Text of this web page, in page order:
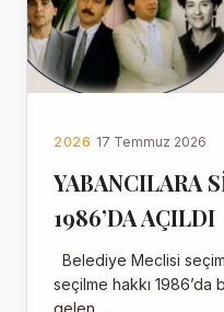
2026 17 Temmuz 2026
YABANCILARA
1986’DA AÇILDI
Belediye Meclisi
seçilme hakkı 1986’da
gelen…